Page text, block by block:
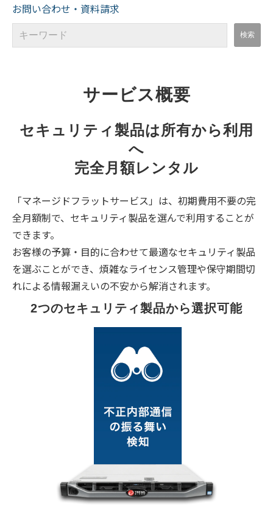
お問い合わせ・資料請求
サービス概要
セキュリティ製品は所有から利用
へ
完全月額レンタル
「マネージドフラットサービス」は、初期費用不要の完
全月額制で、セキュリティ製品を選んで利用することが
できます。
お客様の予算・目的に合わせて最適なセキュリティ製品
を選ぶことができ、煩雑なライセンス管理や保守期間切
れによる情報漏えいの不安から解消されます。
2つのセキュリティ製品から選択可能